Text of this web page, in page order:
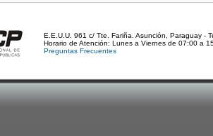
E.E.U.U. 961 c/ Tte. Fariña. Asunción, Paraguay -
Horario de Atención: Lunes a Viernes de 07:00 a
Preguntas Frecuentes